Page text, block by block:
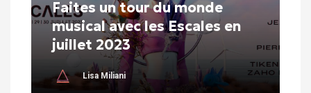
Faites un tour du monde
musical avec les Escales en
juillet 2023
Lisa Miliani